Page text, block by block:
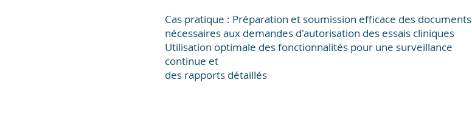
Cas pratique : Préparation et soumission efficace des documents
nécessaires aux demandes d'autorisation des essais cliniques
Utilisation optimale des fonctionnalités pour une surveillance
continue et
des rapports détaillés